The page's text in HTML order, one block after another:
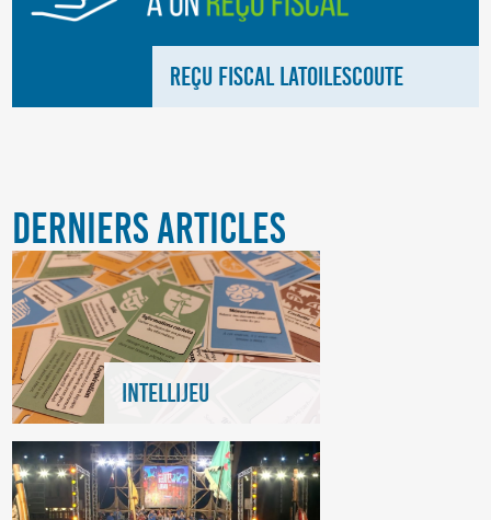
REÇU FISCAL LATOILESCOUTE
DERNIERS ARTICLES
INTELLIJEU